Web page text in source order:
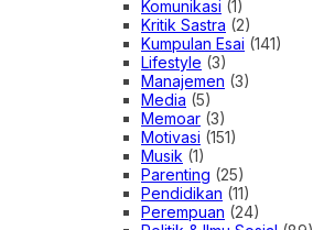
Komunikasi (1)
Kritik Sastra (2)
Kumpulan Esai (141)
Lifestyle (3)
Manajemen (3)
Media (5)
Memoar (3)
Motivasi (151)
Musik (1)
Parenting (25)
Pendidikan (11)
Perempuan (24)